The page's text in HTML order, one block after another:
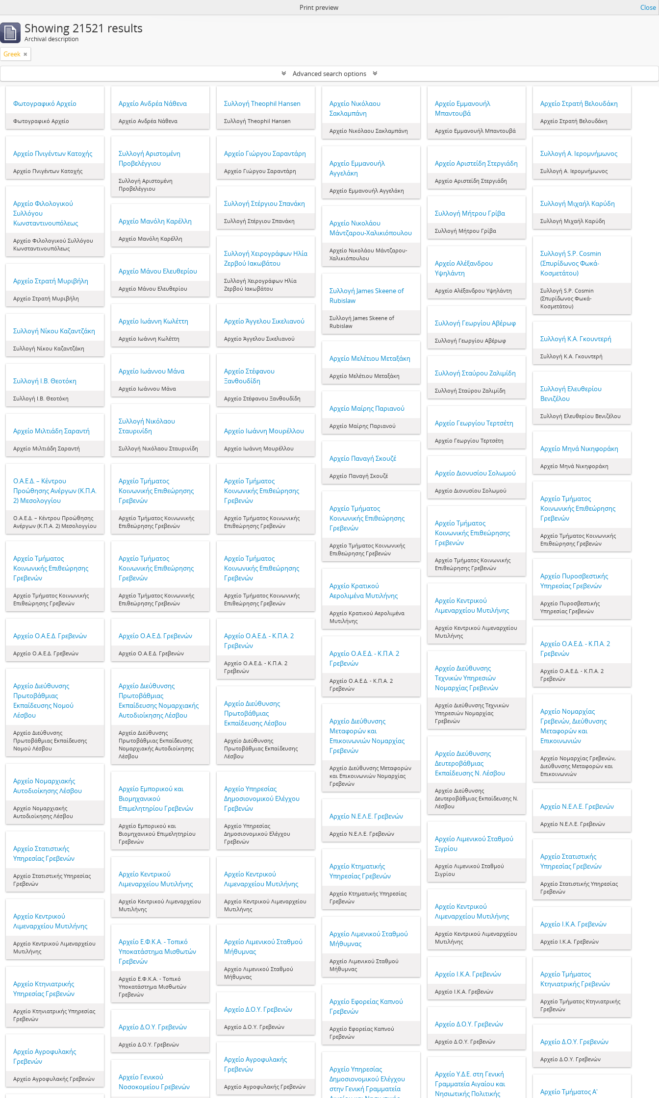
Print preview Close
Showing 21521 results
Archival description
Greek
Advanced search options
Φωτογραφικό Αρχείο
Φωτογραφικό Αρχείο
Αρχείο Ανδρέα Νάθενα
Αρχείο Ανδρέα Νάθενα
Συλλογή Theophil Hansen
Συλλογή Theophil Hansen
Αρχείο Νικόλαου
Σακλαμπάνη
Αρχείο Νικόλαου Σακλαμπάνη
Αρχείο Εμμανουήλ
Μπαντουβά
Αρχείο Εμμανουήλ Μπαντουβά
Αρχείο Στρατή Βελουδάκη
Αρχείο Στρατή Βελουδάκη
Αρχείο Πνιγέντων Κατοχής
Αρχείο Πνιγέντων Κατοχής
Συλλογή Αριστομένη
Προβελέγγιου
Συλλογή Αριστομένη
Προβελέγγιου
Αρχείο Γιώργου Σαραντάρη
Αρχείο Γιώργου Σαραντάρη
Συλλογή Α. Ιερομνήμωνος
Συλλογή Α. Ιερομνήμωνος
Αρχείο Εμμανουήλ
Αγγελάκη
Αρχείο Εμμανουήλ Αγγελάκη
Αρχείο Αριστείδη Στεργιάδη
Αρχείο Αριστείδη Στεργιάδη
Αρχείο Φιλολογικού
Συλλόγου
Κωνσταντινουπόλεως
Αρχείο Φιλολογικού Συλλόγου
Κωνσταντινουπόλεως
Συλλογή Στέργιου Σπανάκη
Συλλογή Στέργιου Σπανάκη
Συλλογή Μιχαήλ Καρύδη
Συλλογή Μιχαήλ Καρύδη
Συλλογή Μήτρου Γρίβα
Συλλογή Μήτρου Γρίβα
Αρχείο Μανόλη Καρέλλη
Αρχείο Μανόλη Καρέλλη
Αρχείο Νικολάου
Μάντζαρου-Χαλικιόπουλου
Αρχείο Νικολάου Μάντζαρου-
Χαλικιόπουλου
Συλλογή Χειρογράφων Ηλία
Ζερβού Ιακωβάτου
Συλλογή Χειρογράφων Ηλία
Ζερβού Ιακωβάτου
Συλλογή S.P. Cosmin
(Σπυρίδωνος Φωκά-
Κοσμετάτου)
Συλλογή S.P. Cosmin
(Σπυρίδωνος Φωκά-
Κοσμετάτου)
Αρχείο Αλέξανδρου
Υψηλάντη
Αρχείο Αλέξανδρου Υψηλάντη
Αρχείο Μάνου Ελευθερίου
Αρχείο Μάνου Ελευθερίου
Αρχείο Στρατή Μυριβήλη
Αρχείο Στρατή Μυριβήλη
Συλλογή James Skeene of
Rubislaw
Συλλογή James Skeene of
Rubislaw
Αρχείο Ιωάννη Κωλέττη
Αρχείο Ιωάννη Κωλέττη
Αρχείο Άγγελου Σικελιανού
Αρχείο Άγγελου Σικελιανού
Συλλογή Γεωργίου Αβέρωφ
Συλλογή Γεωργίου Αβέρωφ
Συλλογή Νίκου Καζαντζάκη
Συλλογή Νίκου Καζαντζάκη
Συλλογή Κ.Α. Γκουντερή
Συλλογή Κ.Α. Γκουντερή
Αρχείο Μελέτιου Μεταξάκη
Αρχείο Μελέτιου Μεταξάκη
Αρχείο Ιωάννου Μάνα
Αρχείο Ιωάννου Μάνα
Αρχείο Στέφανου
Ξανθουδίδη
Αρχείο Στέφανου Ξανθουδίδη
Συλλογή Σταύρου Ζαλιμίδη
Συλλογή Σταύρου Ζαλιμίδη
Συλλογή Ι.Β. Θεοτόκη
Συλλογή Ι.Β. Θεοτόκη
Συλλογή Ελευθερίου
Βενιζέλου
Συλλογή Ελευθερίου Βενιζέλου
Αρχείο Μαίρης Παριανού
Αρχείο Μαίρης Παριανού
Συλλογή Νικόλαου
Σταυρινίδη
Συλλογή Νικόλαου Σταυρινίδη
Αρχείο Γεωργίου Τερτσέτη
Αρχείο Γεωργίου Τερτσέτη
Αρχείο Μιλτιάδη Σαραντή
Αρχείο Μιλτιάδη Σαραντή
Αρχείο Ιωάννη Μουρέλλου
Αρχείο Ιωάννη Μουρέλλου Αρχείο Μηνά Νικηφοράκη
Αρχείο Μηνά Νικηφοράκη
Αρχείο Παναγή Σκουζέ
Αρχείο Παναγή Σκουζέ Αρχείο Διονυσίου Σολωμού
Αρχείο Διονυσίου Σολωμού
Ο.Α.Ε.Δ. – Κέντρου
Προώθησης Ανέργων (Κ.Π.Α.
2) Μεσολογγίου
Ο.Α.Ε.Δ. – Κέντρου Προώθησης
Ανέργων (Κ.Π.Α. 2) Μεσολογγίου
Αρχείο Τμήματος
Κοινωνικής Επιθεώρησης
Γρεβενών
Αρχείο Τμήματος Κοινωνικής
Επιθεώρησης Γρεβενών
Αρχείο Τμήματος
Κοινωνικής Επιθεώρησης
Γρεβενών
Αρχείο Τμήματος Κοινωνικής
Επιθεώρησης Γρεβενών
Αρχείο Τμήματος
Κοινωνικής Επιθεώρησης
Γρεβενών
Αρχείο Τμήματος Κοινωνικής
Επιθεώρησης Γρεβενών
Αρχείο Τμήματος
Κοινωνικής Επιθεώρησης
Γρεβενών
Αρχείο Τμήματος Κοινωνικής
Επιθεώρησης Γρεβενών
Αρχείο Τμήματος
Κοινωνικής Επιθεώρησης
Γρεβενών
Αρχείο Τμήματος Κοινωνικής
Επιθεώρησης Γρεβενών
Αρχείο Τμήματος
Κοινωνικής Επιθεώρησης
Γρεβενών
Αρχείο Τμήματος Κοινωνικής
Επιθεώρησης Γρεβενών
Αρχείο Τμήματος
Κοινωνικής Επιθεώρησης
Γρεβενών
Αρχείο Τμήματος Κοινωνικής
Επιθεώρησης Γρεβενών
Αρχείο Τμήματος
Κοινωνικής Επιθεώρησης
Γρεβενών
Αρχείο Τμήματος Κοινωνικής
Επιθεώρησης Γρεβενών
Αρχείο Πυροσβεστικής
Υπηρεσίας Γρεβενών
Αρχείο Πυροσβεστικής
Υπηρεσίας Γρεβενών
Αρχείο Κρατικού
Αερολιμένα Μυτιλήνης
Αρχείο Κρατικού Αερολιμένα
Μυτιλήνης
Αρχείο Κεντρικού
Λιμεναρχείου Μυτιλήνης
Αρχείο Κεντρικού Λιμεναρχείου
Μυτιλήνης
Αρχείο Ο.Α.Ε.Δ. Γρεβενών
Αρχείο Ο.Α.Ε.Δ. Γρεβενών
Αρχείο Ο.Α.Ε.Δ. Γρεβενών
Αρχείο Ο.Α.Ε.Δ. Γρεβενών
Αρχείο Ο.Α.Ε.Δ. - Κ.Π.Α. 2
Γρεβενών
Αρχείο Ο.Α.Ε.Δ. - Κ.Π.Α. 2
Γρεβενών
Αρχείο Ο.Α.Ε.Δ. - Κ.Π.Α. 2
Γρεβενών
Αρχείο Ο.Α.Ε.Δ. - Κ.Π.Α. 2
Γρεβενών
Αρχείο Ο.Α.Ε.Δ. - Κ.Π.Α. 2
Γρεβενών
Αρχείο Ο.Α.Ε.Δ. - Κ.Π.Α. 2
Γρεβενών
Αρχείο Διεύθυνσης
Τεχνικών Υπηρεσιών
Νομαρχίας Γρεβενών
Αρχείο Διεύθυνσης Τεχνικών
Υπηρεσιών Νομαρχίας
Γρεβενών
Αρχείο Διεύθυνσης
Πρωτοβάθμιας
Εκπαίδευσης Νομού
Λέσβου
Αρχείο Διεύθυνσης
Πρωτοβάθμιας Εκπαίδευσης
Νομού Λέσβου
Αρχείο Διεύθυνσης
Πρωτοβάθμιας
Εκπαίδευσης Νομαρχιακής
Αυτοδιοίκησης Λέσβου
Αρχείο Διεύθυνσης
Πρωτοβάθμιας Εκπαίδευσης
Νομαρχιακής Αυτοδιοίκησης
Λέσβου
Αρχείο Διεύθυνσης
Πρωτοβάθμιας
Εκπαίδευσης Λέσβου
Αρχείο Διεύθυνσης
Πρωτοβάθμιας Εκπαίδευσης
Λέσβου
Αρχείο Νομαρχίας
Γρεβενών, Διεύθυνσης
Μεταφορών και
Επικοινωνιών
Αρχείο Νομαρχίας Γρεβενών,
Διεύθυνσης Μεταφορών και
Επικοινωνιών
Αρχείο Διεύθυνσης
Μεταφορών και
Επικοινωνιών Νομαρχίας
Γρεβενών
Αρχείο Διεύθυνσης Μεταφορών
και Επικοινωνιών Νομαρχίας
Γρεβενών
Αρχείο Διεύθυνσης
Δευτεροβάθμιας
Εκπαίδευσης Ν. Λέσβου
Αρχείο Διεύθυνσης
Δευτεροβάθμιας Εκπαίδευσης Ν.
Λέσβου
Αρχείο Νομαρχιακής
Αυτοδιοίκησης Λέσβου
Αρχείο Νομαρχιακής
Αυτοδιοίκησης Λέσβου
Αρχείο Εμπορικού και
Βιομηχανικού
Επιμελητηρίου Γρεβενών
Αρχείο Εμπορικού και
Βιομηχανικού Επιμελητηρίου
Γρεβενών
Αρχείο Υπηρεσίας
Δημοσιονομικού Ελέγχου
Γρεβενών
Αρχείο Υπηρεσίας
Δημοσιονομικού Ελέγχου
Γρεβενών
Αρχείο Ν.Ε.Λ.Ε. Γρεβενών
Αρχείο Ν.Ε.Λ.Ε. Γρεβενών
Αρχείο Ν.Ε.Λ.Ε. Γρεβενών
Αρχείο Ν.Ε.Λ.Ε. Γρεβενών
Αρχείο Λιμενικού Σταθμού
Σιγρίου
Αρχείο Λιμενικού Σταθμού
Σιγρίου
Αρχείο Στατιστικής
Υπηρεσίας Γρεβενών
Αρχείο Στατιστικής Υπηρεσίας
Γρεβενών
Αρχείο Στατιστικής
Υπηρεσίας Γρεβενών
Αρχείο Στατιστικής Υπηρεσίας
Γρεβενών
Αρχείο Κτηματικής
Υπηρεσίας Γρεβενών
Αρχείο Κτηματικής Υπηρεσίας
Γρεβενών
Αρχείο Κεντρικού
Λιμεναρχείου Μυτιλήνης
Αρχείο Κεντρικού Λιμεναρχείου
Μυτιλήνης
Αρχείο Κεντρικού
Λιμεναρχείου Μυτιλήνης
Αρχείο Κεντρικού Λιμεναρχείου
Μυτιλήνης
Αρχείο Κεντρικού
Λιμεναρχείου Μυτιλήνης
Αρχείο Κεντρικού Λιμεναρχείου
Μυτιλήνης
Αρχείο Κεντρικού
Λιμεναρχείου Μυτιλήνης
Αρχείο Κεντρικού Λιμεναρχείου
Μυτιλήνης
Αρχείο Ι.Κ.Α. Γρεβενών
Αρχείο Ι.Κ.Α. Γρεβενών
Αρχείο Λιμενικού Σταθμού
Μήθυμνας
Αρχείο Λιμενικού Σταθμού
Μήθυμνας
Αρχείο Ε.Φ.Κ.Α. - Τοπικό
Υποκατάστημα Μισθωτών
Γρεβενών
Αρχείο Ε.Φ.Κ.Α. - Τοπικό
Υποκατάστημα Μισθωτών
Γρεβενών
Αρχείο Λιμενικού Σταθμού
Μήθυμνας
Αρχείο Λιμενικού Σταθμού
Μήθυμνας
Αρχείο Ι.Κ.Α. Γρεβενών
Αρχείο Ι.Κ.Α. Γρεβενών
Αρχείο Τμήματος
Κτηνιατρικής Γρεβενών
Αρχείο Τμήματος Κτηνιατρικής
Γρεβενών
Αρχείο Κτηνιατρικής
Υπηρεσίας Γρεβενών
Αρχείο Κτηνιατρικής Υπηρεσίας
Γρεβενών
Αρχείο Εφορείας Καπνού
Γρεβενών
Αρχείο Εφορείας Καπνού
Γρεβενών
Αρχείο Δ.Ο.Υ. Γρεβενών
Αρχείο Δ.Ο.Υ. Γρεβενών Αρχείο Δ.Ο.Υ. Γρεβενών
Αρχείο Δ.Ο.Υ. Γρεβενών
Αρχείο Δ.Ο.Υ. Γρεβενών
Αρχείο Δ.Ο.Υ. Γρεβενών Αρχείο Δ.Ο.Υ. Γρεβενών
Αρχείο Δ.Ο.Υ. Γρεβενών
Αρχείο Αγροφυλακής
Γρεβενών
Αρχείο Αγροφυλακής Γρεβενών
Αρχείο Αγροφυλακής
Γρεβενών
Αρχείο Αγροφυλακής Γρεβενών
Αρχείο Υπηρεσίας
Δημοσιονομικού Ελέγχου
στην Γενική Γραμματεία
Αρχείο Υ.Δ.Ε. στη Γενική
Γραμματεία Αιγαίου και
Νησιωτικής Πολιτικής
Αρχείο Γενικού
Νοσοκομείου Γρεβενών
Αρχείο Τμήματος Α'